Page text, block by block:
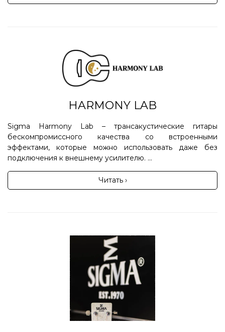
HARMONY LAB
Sigma Harmony Lab – трансакустические гитары
бескомпромиссного качества со встроенными
эффектами, которые можно использовать даже без
подключения к внешнему усилителю. ...
Читать ›